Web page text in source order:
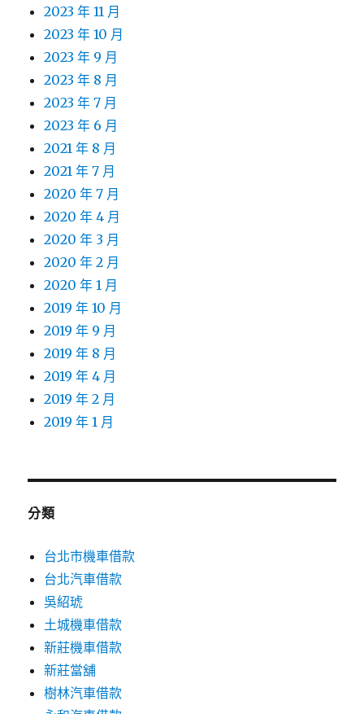
2023 年 11 月
2023 年 10 月
2023 年 9 月
2023 年 8 月
2023 年 7 月
2023 年 6 月
2021 年 8 月
2021 年 7 月
2020 年 7 月
2020 年 4 月
2020 年 3 月
2020 年 2 月
2020 年 1 月
2019 年 10 月
2019 年 9 月
2019 年 8 月
2019 年 4 月
2019 年 2 月
2019 年 1 月
分類
台北市機車借款
台北汽車借款
吳紹琥
土城機車借款
新莊機車借款
新莊當舖
樹林汽車借款